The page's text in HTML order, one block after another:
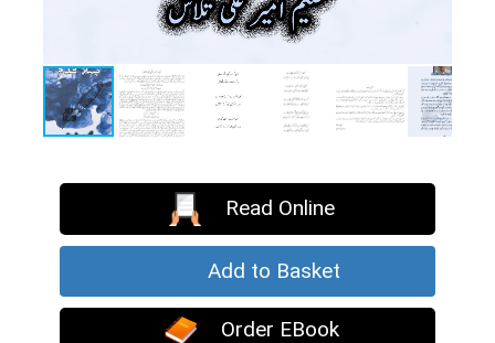
Read Online
Add to Basket
Order EBook